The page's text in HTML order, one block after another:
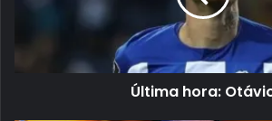
Última hora: